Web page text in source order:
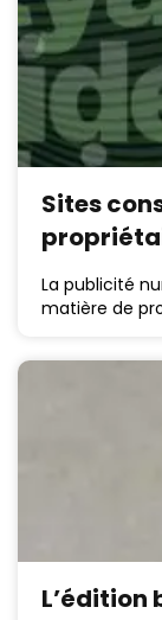
Sites
La publicité
matière de
L’édition